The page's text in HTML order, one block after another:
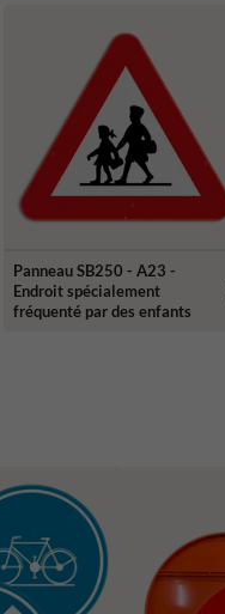
Panneau SB250 - A23 -
Endroit spécialement
fréquenté par des enfants